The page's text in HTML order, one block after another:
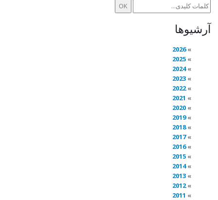
آرشیوها
2026
2025
2024
2023
2022
2021
2020
2019
2018
2017
2016
2015
2014
2013
2012
2011